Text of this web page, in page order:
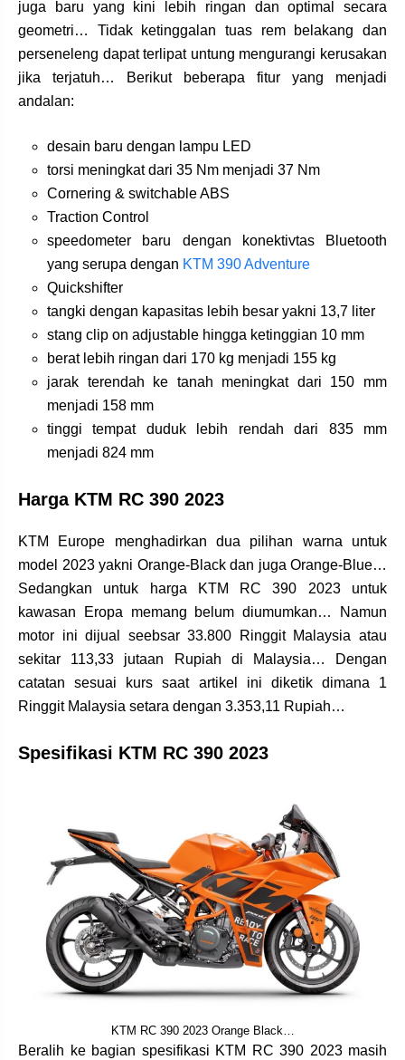
juga baru yang kini lebih ringan dan optimal secara
geometri… Tidak ketinggalan tuas rem belakang dan
perseneleng dapat terlipat untung mengurangi kerusakan
jika terjatuh… Berikut beberapa fitur yang menjadi
andalan:
desain baru dengan lampu LED
torsi meningkat dari 35 Nm menjadi 37 Nm
Cornering & switchable ABS
Traction Control
speedometer baru dengan konektivtas Bluetooth
yang serupa dengan KTM 390 Adventure
Quickshifter
tangki dengan kapasitas lebih besar yakni 13,7 liter
stang clip on adjustable hingga ketinggian 10 mm
berat lebih ringan dari 170 kg menjadi 155 kg
jarak terendah ke tanah meningkat dari 150 mm
menjadi 158 mm
tinggi tempat duduk lebih rendah dari 835 mm
menjadi 824 mm
Harga KTM RC 390 2023
KTM Europe menghadirkan dua pilihan warna untuk
model 2023 yakni Orange-Black dan juga Orange-Blue…
Sedangkan untuk harga KTM RC 390 2023 untuk
kawasan Eropa memang belum diumumkan… Namun
motor ini dijual seebsar 33.800 Ringgit Malaysia atau
sekitar 113,33 jutaan Rupiah di Malaysia… Dengan
catatan sesuai kurs saat artikel ini diketik dimana 1
Ringgit Malaysia setara dengan 3.353,11 Rupiah…
Spesifikasi KTM RC 390 2023
KTM RC 390 2023 Orange Black…
Beralih ke bagian spesifikasi KTM RC 390 2023 masih